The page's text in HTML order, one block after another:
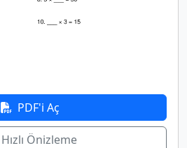
PDF'i Aç
Hızlı Önizleme